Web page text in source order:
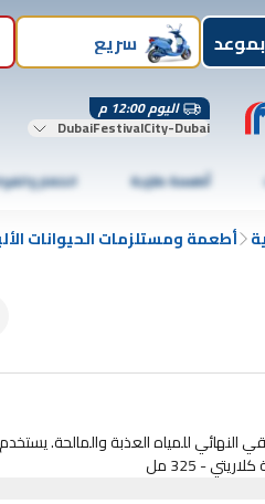
سريع
اليوم 12:00 م
DubaiFestivalCity-Dubai
أطعمة طازجة الخضار
أطعمة ومستلزمات الحيوانات
النهائي للمياه العذبة والمالحة.
- 325 مل